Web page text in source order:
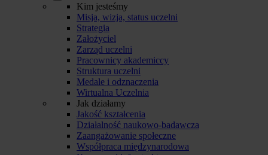
Kim jesteśmy
Misja, wizja, status uczelni
Strategia
Założyciel
Zarząd uczelni
Pracownicy akademiccy
Struktura uczelni
Medale i odznaczenia
Wirtualna Uczelnia
Jak działamy
Jakość kształcenia
Działalność naukowo-badawcza
Zaangażowanie społeczne
Współpraca międzynarodowa